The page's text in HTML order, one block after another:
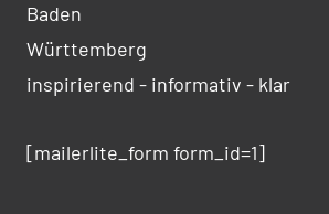
Baden
Württemberg
inspirierend - informativ - klar
[mailerlite_form form_id=1]